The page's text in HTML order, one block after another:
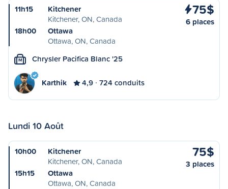
11h15
Kitchener
Kitchener, ON, Canada
18h00
Ottawa
Ottawa, ON, Canada
75$
6 places
M Chrysler Pacifica Blanc '25
Karthik 4,9 724 conduits
Lundi 10 Août
10h00
Kitchener
Kitchener, ON, Canada
15h15
Ottawa
Ottawa, ON, Canada
75$
3 places